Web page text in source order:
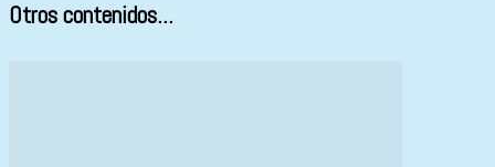
Otros contenidos...